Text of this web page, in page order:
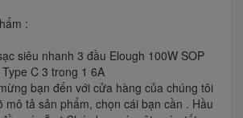
:
siêu nhanh 3 đầu Elough 100W SOP
C 3 trong 1 6A
bạn đến với cửa hàng của chúng tôi
mô tả sản phẩm, chọn cái bạn cần . Hầu